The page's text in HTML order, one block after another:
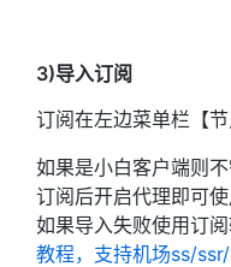
3)导入订阅
订阅在左边菜单栏【节
如果是小白客户端则
订阅后开启代理即可使
如果导入失败使用订阅
教程，支持机场ss/